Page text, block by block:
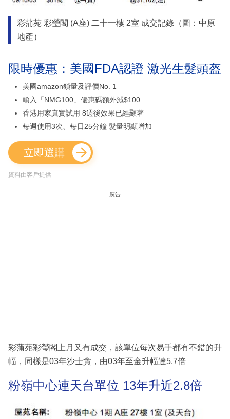
彩蒲苑 彩瑩閣 (A座) 二十一樓 2室 成交記錄（圖：中原
地產）
限時優惠：美國FDA認證 激光生髮頭盔
美國amazon鎖量及評價No. 1
輸入「NMG100」優惠碼額外減$100
香港用家真實試用 8週後效果已經顯著
每週使用3次、每日25分鐘 髮量明顯增加
立即選購
資料由客戶提供
廣告
彩蒲苑彩瑩閣上月又有成交，該單位每次易手都有不錯的升
幅，同樣是03年沙士貪，由03年至金升幅達5.7倍
粉嶺中心連天台單位 13年升近2.8倍